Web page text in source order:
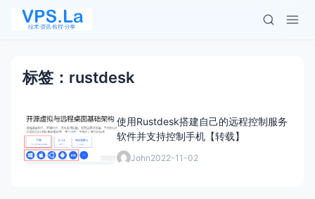
标签：rustdesk
使用Rustdesk搭建自己的远程控制服务
软件并支持控制手机【转载】
John2022-11-02